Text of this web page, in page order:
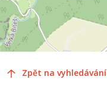
Zpět na vyhledávání